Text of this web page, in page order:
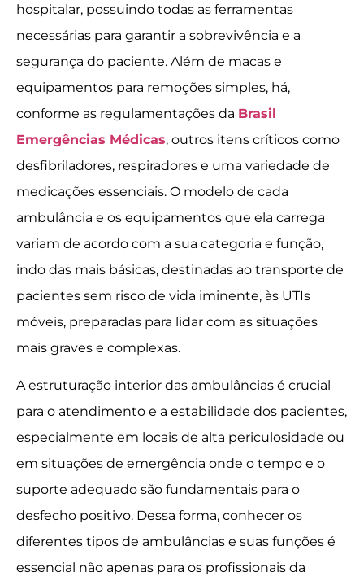
hospitalar, possuindo todas as ferramentas
necessárias para garantir a sobrevivência e a
segurança do paciente. Além de macas e
equipamentos para remoções simples, há,
conforme as regulamentações da Brasil
Emergências Médicas, outros itens críticos como
desfibriladores, respiradores e uma variedade de
medicações essenciais. O modelo de cada
ambulância e os equipamentos que ela carrega
variam de acordo com a sua categoria e função,
indo das mais básicas, destinadas ao transporte de
pacientes sem risco de vida iminente, às UTIs
móveis, preparadas para lidar com as situações
mais graves e complexas.
A estruturação interior das ambulâncias é crucial
para o atendimento e a estabilidade dos pacientes,
especialmente em locais de alta periculosidade ou
em situações de emergência onde o tempo e o
suporte adequado são fundamentais para o
desfecho positivo. Dessa forma, conhecer os
diferentes tipos de ambulâncias e suas funções é
essencial não apenas para os profissionais da